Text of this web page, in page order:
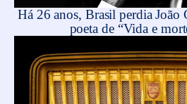
Há 26 anos, Brasil perdia João
poeta de “Vida e